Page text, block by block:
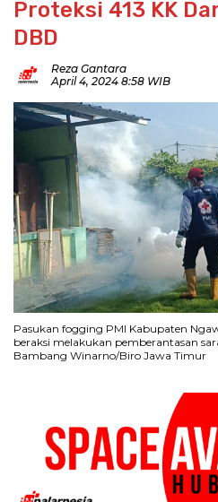
Proteksi 413 KK
DBD
Reza Gantara
April 4, 2024 8:58 WIB
Pasukan fogging PMI Kabupaten
beraksi melakukan pemberantasan
Bambang Winarno/Biro Jawa Timur